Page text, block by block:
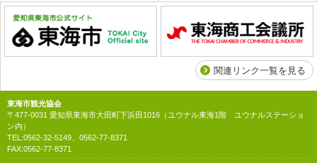
関連リンク一覧を見る
東海市観光協会
〒477-0031 愛知県東海市大田町下浜田1016（ユウナル東海1階 ユウナルステーショ
ン内）
TEL:0562-32-5149、0562-77-8371
FAX:0562-77-8371